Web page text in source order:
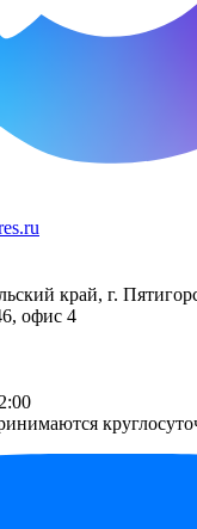
край, г.
офис 4